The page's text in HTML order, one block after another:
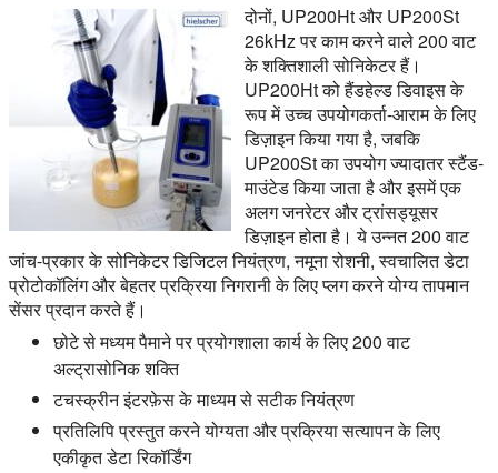
दोनों, UP200Ht और UP200St
26kHz पर काम करने वाले 200 वाट
के शक्तिशाली सोनिकेटर हैं।
UP200Ht को हैंडहेल्ड डिवाइस के
रूप में उच्च उपयोगकर्ता-आराम के लिए
डिज़ाइन किया गया है, जबकि
UP200St का उपयोग ज्यादातर स्टैंड-
माउंटेड किया जाता है और इसमें एक
अलग जनरेटर और ट्रांसड्यूसर
डिज़ाइन होता है। ये उन्नत 200 वाट
जांच-प्रकार के सोनिकेटर डिजिटल नियंत्रण, नमूना रोशनी, स्वचालित डेटा
प्रोटोकॉलिंग और बेहतर प्रक्रिया निगरानी के लिए प्लग करने योग्य तापमान
सेंसर प्रदान करते हैं।
छोटे से मध्यम पैमाने पर प्रयोगशाला कार्य के लिए 200 वाट
अल्ट्रासोनिक शक्ति
टचस्क्रीन इंटरफ़ेस के माध्यम से सटीक नियंत्रण
प्रतिलिपि प्रस्तुत करने योग्यता और प्रक्रिया सत्यापन के लिए
एकीकृत डेटा रिकॉर्डिंग